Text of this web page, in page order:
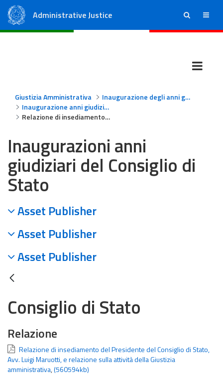
Administrative Justice ricerca menu
Giustizia Amministrativa
Inaugurazione degli anni giudiziari
Inaugurazione anni giudiziari - Consiglio di Stato
Relazione di insediamento del Presidente del Consiglio di Stato, Avv. Luigi Maruotti, e relazione sulla attività della Giustizia amministrativa
Inaugurazioni anni
giudiziari del Consiglio di
Stato
Asset Publisher
Asset Publisher
Asset Publisher
Consiglio di Stato
Relazione
Relazione di insediamento del Presidente del Consiglio di Stato,
Avv. Luigi Maruotti, e relazione sulla attività della Giustizia
amministrativa,(560594kb)